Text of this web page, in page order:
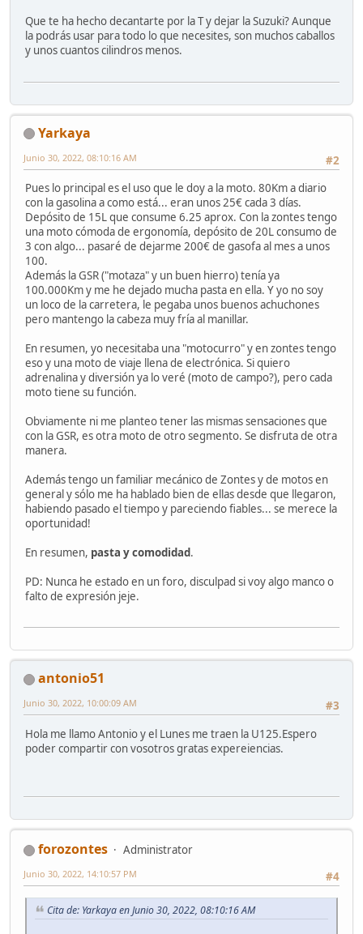
Que te ha hecho decantarte por la T y dejar la Suzuki? Aunque
la podrás usar para todo lo que necesites, son muchos caballos
y unos cuantos cilindros menos.
Yarkaya
#2
Junio 30, 2022, 08:10:16 AM
Pues lo principal es el uso que le doy a la moto. 80Km a diario
con la gasolina a como está... eran unos 25€ cada 3 días.
Depósito de 15L que consume 6.25 aprox. Con la zontes tengo
una moto cómoda de ergonomía, depósito de 20L consumo de
3 con algo... pasaré de dejarme 200€ de gasofa al mes a unos
100.
Además la GSR ("motaza" y un buen hierro) tenía ya
100.000Km y me he dejado mucha pasta en ella. Y yo no soy
un loco de la carretera, le pegaba unos buenos achuchones
pero mantengo la cabeza muy fría al manillar.
En resumen, yo necesitaba una "motocurro" y en zontes tengo
eso y una moto de viaje llena de electrónica. Si quiero
adrenalina y diversión ya lo veré (moto de campo?), pero cada
moto tiene su función.
Obviamente ni me planteo tener las mismas sensaciones que
con la GSR, es otra moto de otro segmento. Se disfruta de otra
manera.
Además tengo un familiar mecánico de Zontes y de motos en
general y sólo me ha hablado bien de ellas desde que llegaron,
habiendo pasado el tiempo y pareciendo fiables... se merece la
oportunidad!
En resumen, pasta y comodidad.
PD: Nunca he estado en un foro, disculpad si voy algo manco o
falto de expresión jeje.
antonio51
#3
Junio 30, 2022, 10:00:09 AM
Hola me llamo Antonio y el Lunes me traen la U125.Espero
poder compartir con vosotros gratas expereiencias.
forozontes
Administrator
#4
Junio 30, 2022, 14:10:57 PM
Cita de: Yarkaya en Junio 30, 2022, 08:10:16 AM